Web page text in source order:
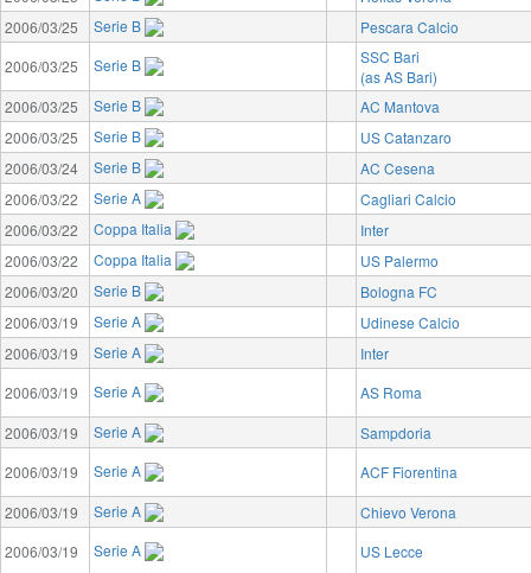
2006/03/25
Serie B
Pescara Calcio
2006/03/25
Serie B
SSC Bari
(as AS Bari)
2006/03/25
Serie B
AC Mantova
2006/03/25
Serie B
US Catanzaro
2006/03/24
Serie B
AC Cesena
2006/03/22
Serie A
Cagliari Calcio
2006/03/22
Coppa Italia
Inter
2006/03/22
Coppa Italia
US Palermo
2006/03/20
Serie B
Bologna FC
2006/03/19
Serie A
Udinese Calcio
2006/03/19
Serie A
Inter
2006/03/19
Serie A
AS Roma
2006/03/19
Serie A
Sampdoria
2006/03/19
Serie A
ACF Fiorentina
2006/03/19
Serie A
Chievo Verona
2006/03/19
Serie A US Lecce